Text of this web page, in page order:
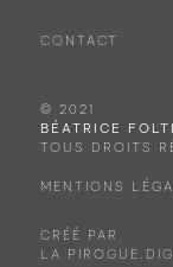
CONTACT
© 2021
BÉATRICE
TOUS DROITS
MENTIONS
CRÉÉ PAR
LA